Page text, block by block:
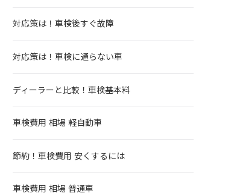
対応策は！車検後すぐ故障
対応策は！車検に通らない車
ディーラーと比較！車検基本料
車検費用 相場 軽自動車
節約！車検費用 安くするには
車検費用 相場 普通車